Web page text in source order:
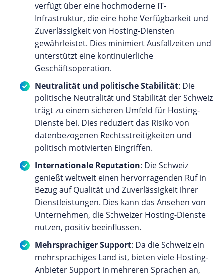
verfügt über eine hochmoderne IT-
Infrastruktur, die eine hohe Verfügbarkeit und
Zuverlässigkeit von Hosting-Diensten
gewährleistet. Dies minimiert Ausfallzeiten und
unterstützt eine kontinuierliche
Geschäftsoperation.
Neutralität und politische Stabilität: Die
politische Neutralität und Stabilität der Schweiz
trägt zu einem sicheren Umfeld für Hosting-
Dienste bei. Dies reduziert das Risiko von
datenbezogenen Rechtsstreitigkeiten und
politisch motivierten Eingriffen.
Internationale Reputation: Die Schweiz
genießt weltweit einen hervorragenden Ruf in
Bezug auf Qualität und Zuverlässigkeit ihrer
Dienstleistungen. Dies kann das Ansehen von
Unternehmen, die Schweizer Hosting-Dienste
nutzen, positiv beeinflussen.
Mehrsprachiger Support: Da die Schweiz ein
mehrsprachiges Land ist, bieten viele Hosting-
Anbieter Support in mehreren Sprachen an,